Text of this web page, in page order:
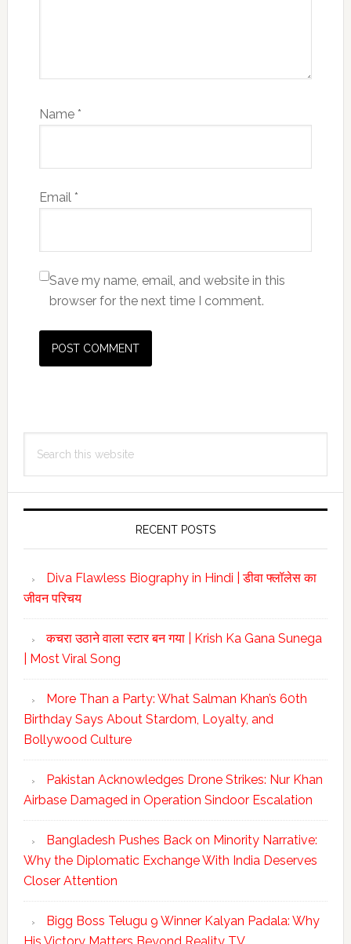
Name *
Email *
Save my name, email, and website in this
browser for the next time I comment.
Primary
Sidebar
this
RECENT POSTS
Diva Flawless Biography in Hindi | डीवा फ्लॉलेस का
जीवन परिचय
कचरा उठाने वाला स्टार बन गया | Krish Ka Gana Sunega
| Most Viral Song
More Than a Party: What Salman Khan’s 60th
Birthday Says About Stardom, Loyalty, and
Bollywood Culture
Pakistan Acknowledges Drone Strikes: Nur Khan
Airbase Damaged in Operation Sindoor Escalation
Bangladesh Pushes Back on Minority Narrative:
Why the Diplomatic Exchange With India Deserves
Closer Attention
Bigg Boss Telugu 9 Winner Kalyan Padala: Why